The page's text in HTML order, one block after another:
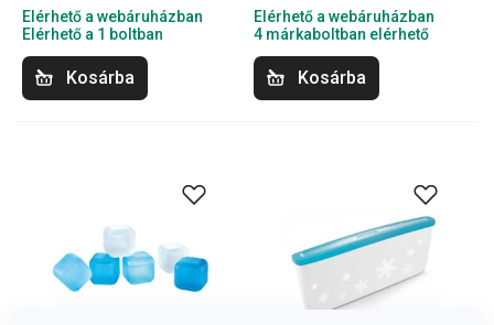
Elérhető a webáruházban
Elérhető a 1 boltban
Kosárba
Elérhető a webáruházban
4 márkaboltban elérhető
Kosárba